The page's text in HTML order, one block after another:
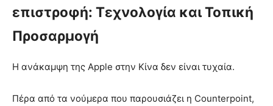
επιστροφή: Τεχνολογία και Τοπική
Προσαρμογή
Η ανάκαμψη της Apple στην Κίνα δεν είναι τυχαία.
Πέρα από τα νούμερα που παρουσιάζει η Counterpoint,